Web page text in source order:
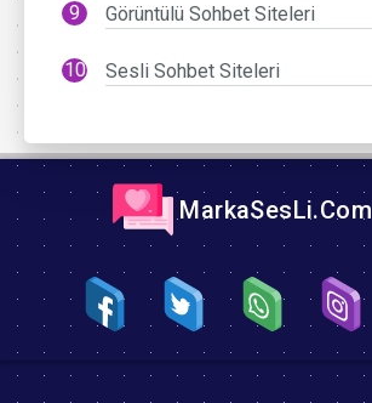
Görüntülü Sohbet Siteleri
Sesli Sohbet Siteleri
MarkaSesLi.Com